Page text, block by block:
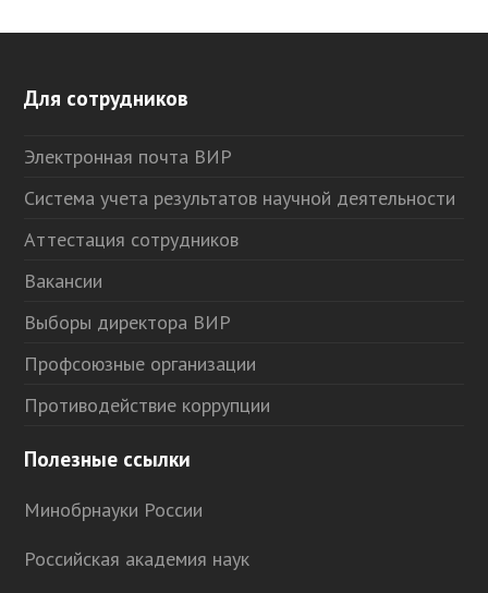
Для сотрудников
Электронная почта ВИР
Система учета результатов научной деятельности
Аттестация сотрудников
Вакансии
Выборы директора ВИР
Профсоюзные организации
Противодействие коррупции
Полезные ссылки
Минобрнауки России
Российская академия наук